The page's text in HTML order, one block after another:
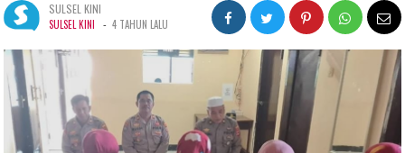
SULSEL KINI
SULSEL KINI - 4 TAHUN LALU